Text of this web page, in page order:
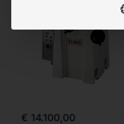
€ 14.100,00